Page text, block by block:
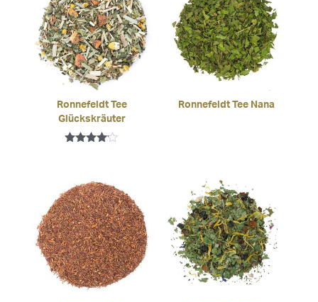
Ronnefeldt Tee
Glückskräuter
von 5
Ronnefeldt Tee Nana